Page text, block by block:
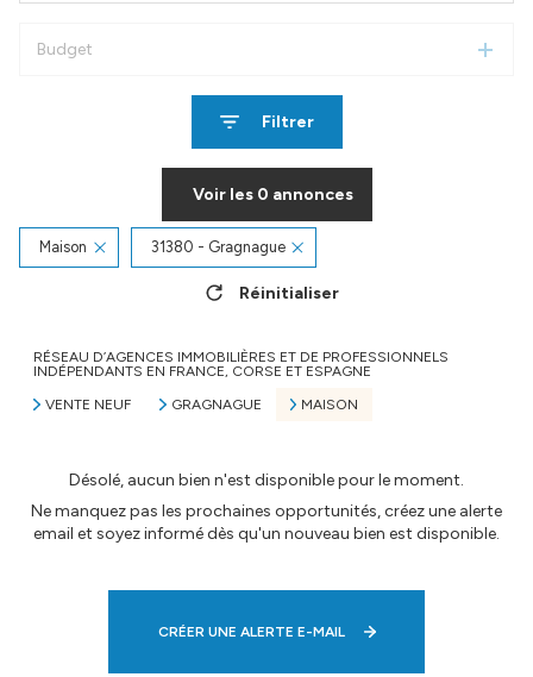
Budget
Filtrer
Voir les 0 annonces
Maison 31380 - Gragnague
Réinitialiser
RÉSEAU D’AGENCES IMMOBILIÈRES ET DE PROFESSIONNELS
INDÉPENDANTS EN FRANCE, CORSE ET ESPAGNE
VENTE NEUF
GRAGNAGUE MAISON
Désolé, aucun bien n'est disponible pour le moment.
Ne manquez pas les prochaines opportunités, créez une alerte
email et soyez informé dès qu'un nouveau bien est disponible.
CRÉER UNE ALERTE E-MAIL